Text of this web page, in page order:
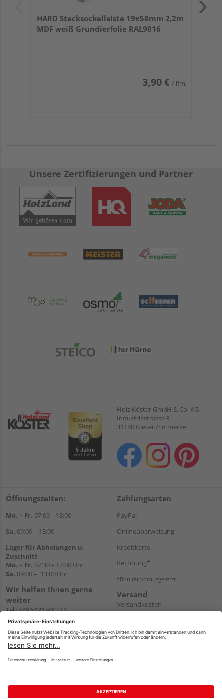
HARO Stecksockelleiste 19x58mm 2,2m
MDF weiß Grundierfolie RAL9016
3,90 € / lfm
Unsere Zertifizierungen und Partner
Holz Köster GmbH & Co. KG
Industriestrasse 3
31180 Giesen/Emmerke
Öffnungszeiten:
Mo. – Fr. 07:00 – 18:00
Sa. 09:00 – 13:00
Lager für Abholungen u.
Zuschnitt
Mo. – Fr. 07:30 – 17:00 Uhr
Sa. 09:00 – 13:00 Uhr
Wir helfen Ihnen gerne
weiter
Tel.:+49 5121 930211
E-Mail:holzlandshop@holzland-
Newsletter
Zahlungsarten
PayPal
Onlineüberweisung
Kreditkarte
Rechnung*
*Bonität vorausgesetzt
Versand
Versandkosten
Impressum AGB Widerruf
Datenschutz